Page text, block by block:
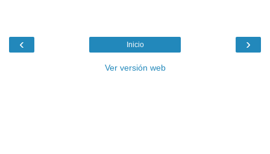
‹ ›
Inicio
Ver versión web